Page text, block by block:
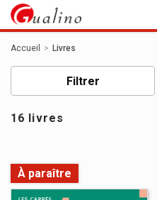
Accueil Livres
Filtrer
16 livres
À paraître
Panneau de gestion des cookies